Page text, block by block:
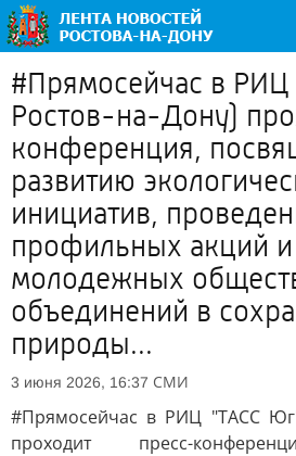
#Прямосейчас в РИЦ
Ростов-на-Дону)
конференция,
развитию
инициатив,
профильных акций
молодежных
объединений в
природы...
3 июня 2026, 16:37 СМИ
#Прямосейчас в РИЦ "ТАСС
проходит пресс-